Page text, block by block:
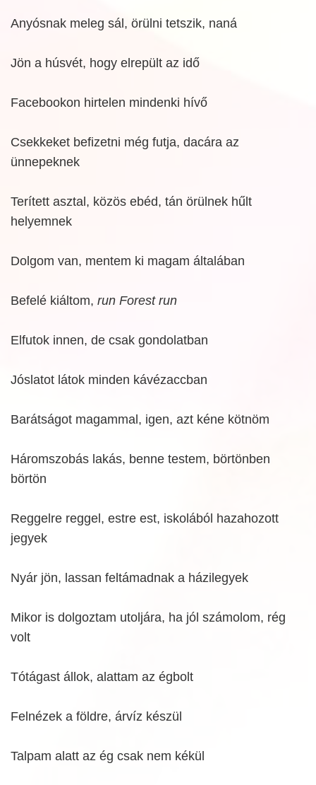
Anyósnak meleg sál, örülni tetszik, naná
Jön a húsvét, hogy elrepült az idő
Facebookon hirtelen mindenki hívő
Csekkeket befizetni még futja, dacára az
ünnepeknek
Terített asztal, közös ebéd, tán örülnek hűlt
helyemnek
Dolgom van, mentem ki magam általában
Befelé kiáltom, run Forest run
Elfutok innen, de csak gondolatban
Jóslatot látok minden kávézaccban
Barátságot magammal, igen, azt kéne kötnöm
Háromszobás lakás, benne testem, börtönben
börtön
Reggelre reggel, estre est, iskolából hazahozott
jegyek
Nyár jön, lassan feltámadnak a házilegyek
Mikor is dolgoztam utoljára, ha jól számolom, rég
volt
Tótágast állok, alattam az égbolt
Felnézek a földre, árvíz készül
Talpam alatt az ég csak nem kékül